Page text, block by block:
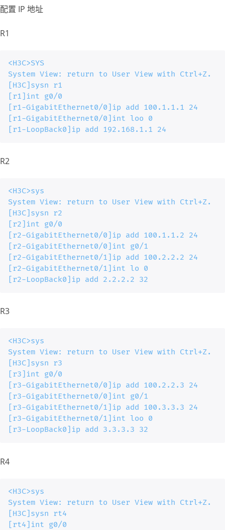
配置 IP 地址
R1
<H3C>SYS
System View: return to User View with Ctrl+Z.
[H3C]sysn r1
[r1]int g0/0
[r1-GigabitEthernet0/0]ip add 100.1.1.1 24
[r1-GigabitEthernet0/0]int loo 0
[r1-LoopBack0]ip add 192.168.1.1 24
R2
<H3C>sys
System View: return to User View with Ctrl+Z.
[H3C]sysn r2
[r2]int g0/0
[r2-GigabitEthernet0/0]ip add 100.1.1.2 24
[r2-GigabitEthernet0/0]int g0/1
[r2-GigabitEthernet0/1]ip add 100.2.2.2 24
[r2-GigabitEthernet0/1]int lo 0
[r2-LoopBack0]ip add 2.2.2.2 32
R3
<H3C>sys
System View: return to User View with Ctrl+Z.
[H3C]sysn r3
[r3]int g0/0
[r3-GigabitEthernet0/0]ip add 100.2.2.3 24
[r3-GigabitEthernet0/0]int g0/1
[r3-GigabitEthernet0/1]ip add 100.3.3.3 24
[r3-GigabitEthernet0/1]int loo 0
[r3-LoopBack0]ip add 3.3.3.3 32
R4
<H3C>sys
System View: return to User View with Ctrl+Z.
[H3C]sysn rt4
[rt4]int g0/0